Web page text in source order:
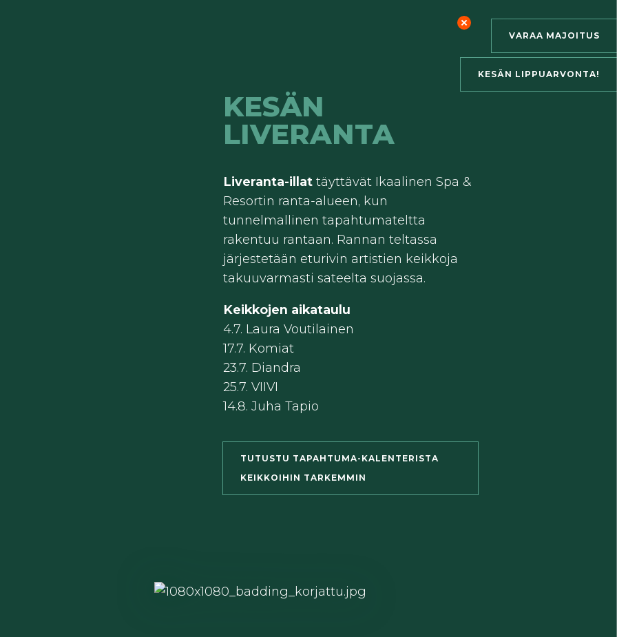
VARAA MAJOITUS
KESÄN LIPPUARVONTA!
KESÄN
LIVERANTA
Liveranta-illat täyttävät Ikaalinen Spa &
Resortin ranta-alueen, kun
tunnelmallinen tapahtumateltta
rakentuu rantaan. Rannan teltassa
järjestetään eturivin artistien keikkoja
takuuvarmasti sateelta suojassa.
Keikkojen aikataulu
4.7. Laura Voutilainen
17.7. Komiat
23.7. Diandra
25.7. VIIVI
14.8. Juha Tapio
TUTUSTU TAPAHTUMA-KALENTERISTA
KEIKKOIHIN TARKEMMIN